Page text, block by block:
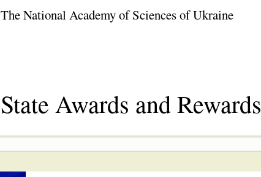
The National Academy of Sciences of Ukraine
State Awards and Rewards